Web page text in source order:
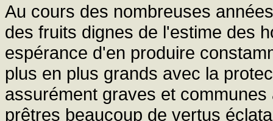
Au cours des nombreuses
des fruits dignes de l'estime des
espérance d'en produire
plus en plus grands avec la
assurément graves et
prêtres beaucoup de vertus